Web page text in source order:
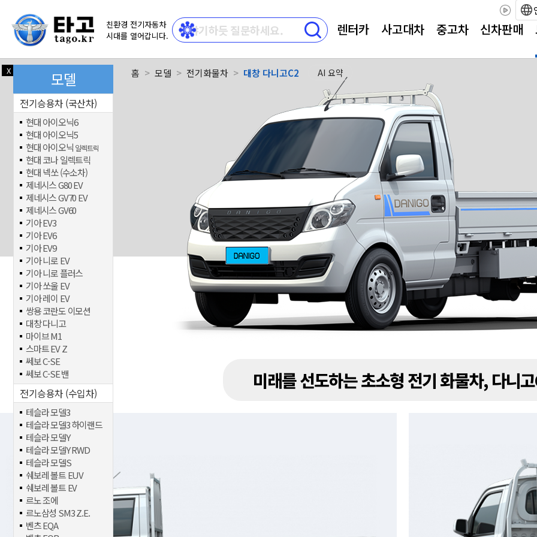
친환경 전기자동차
시대를 열어갑니다.
렌터카 사고대차 중고차 신차판매
홈 모델 전기화물차 대창 다니고C2 AI 요약
X 모델
전기승용차 (국산차)
현대 아이오닉6
현대 아이오닉5
현대 아이오닉 일렉트릭
현대 코나 일렉트릭
현대 넥쏘 (수소차)
제네시스 G80 EV
제네시스 GV70 EV
제네시스 GV60
기아 EV3
기아 EV6
기아 EV9
기아 니로 EV
기아 니로 플러스
기아 쏘울 EV
기아 레이 EV
쌍용 코란도 이모션
대창 다니고
마이브 M1
스마트 EV Z
쎄보 C-SE
쎄보 C-SE 밴
전기승용차 (수입차)
테슬라 모델3
테슬라 모델3 하이랜드
테슬라 모델Y
테슬라 모델Y RWD
테슬라 모델S
쉐보레 볼트 EUV
쉐보레 볼트 EV
르노 조에
르노삼성 SM3 Z.E.
벤츠 EQA
미래를 선도하는 초소형 전기 화물차, 다니